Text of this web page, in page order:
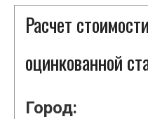
Расчет
оцинкованной
Город: